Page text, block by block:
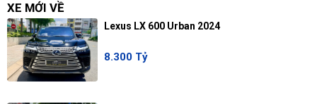
XE MỚI VỀ
Lexus LX 600 Urban 2024
8.300 Tỷ